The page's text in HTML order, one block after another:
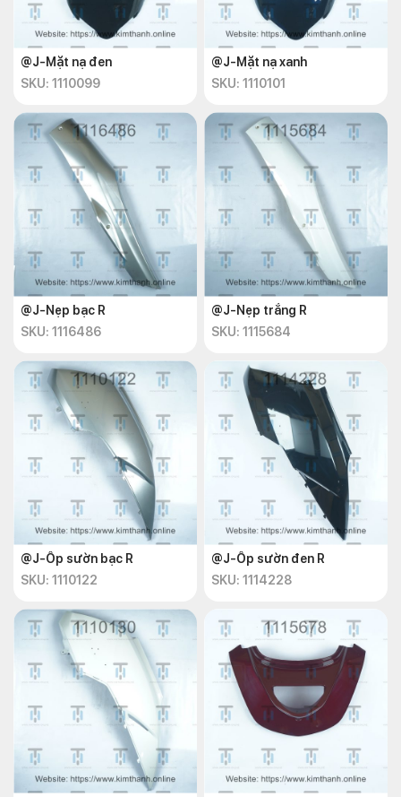
@J-Mặt nạ đen
SKU: 1110099
@J-Mặt nạ xanh
SKU: 1110101
@J-Nẹp bạc R
SKU: 1116486
@J-Nẹp trắng R
SKU: 1115684
@J-Ốp sườn bạc R
SKU: 1110122
@J-Ốp sườn đen R
SKU: 1114228